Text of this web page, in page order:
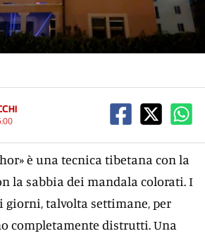
è una tecnica tibetana con la
la sabbia dei mandala colorati. I
giorni, talvolta settimane, per
completamente distrutti. Una